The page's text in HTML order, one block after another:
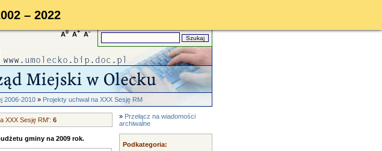
– 2022
A0 A+ A-
2006-2010»Projekty uchwał na XXX Sesję RM
XXX Sesję RM': 6
gminy na 2009 rok.
» Przełącz na wiadomości
archiwalne
Podkategoria: